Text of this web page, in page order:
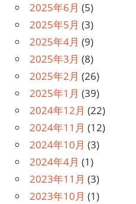
2025年6月 (5)
2025年5月 (3)
2025年4月 (9)
2025年3月 (8)
2025年2月 (26)
2025年1月 (39)
2024年12月 (22)
2024年11月 (12)
2024年10月 (3)
2024年4月 (1)
2023年11月 (3)
2023年10月 (1)